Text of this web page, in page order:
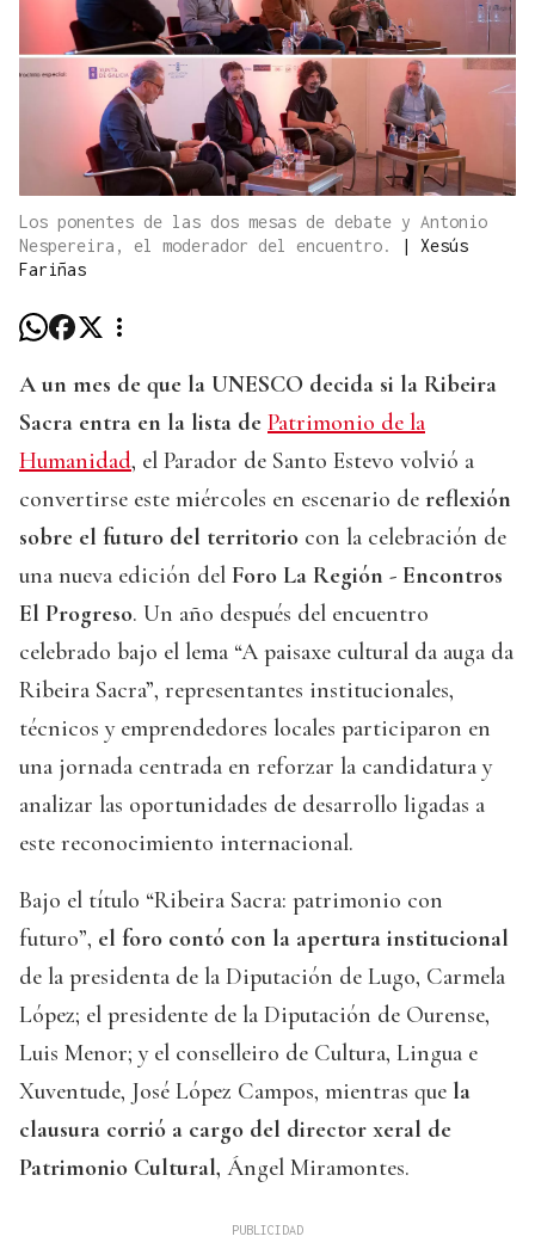
Los ponentes de las dos mesas de debate y Antonio
Nespereira, el moderador del encuentro.
| Xesús
Fariñas
A un mes de que la UNESCO decida si la Ribeira
Sacra entra en la lista de Patrimonio de la
Humanidad, el Parador de Santo Estevo volvió a
convertirse este miércoles en escenario de reflexión
sobre el futuro del territorio con la celebración de
una nueva edición del Foro La Región - Encontros
El Progreso. Un año después del encuentro
celebrado bajo el lema “A paisaxe cultural da auga da
Ribeira Sacra”, representantes institucionales,
técnicos y emprendedores locales participaron en
una jornada centrada en reforzar la candidatura y
analizar las oportunidades de desarrollo ligadas a
este reconocimiento internacional.
Bajo el título “Ribeira Sacra: patrimonio con
futuro”, el foro contó con la apertura institucional
de la presidenta de la Diputación de Lugo, Carmela
López; el presidente de la Diputación de Ourense,
Luis Menor; y el conselleiro de Cultura, Lingua e
Xuventude, José López Campos, mientras que la
clausura corrió a cargo del director xeral de
Patrimonio Cultural, Ángel Miramontes.